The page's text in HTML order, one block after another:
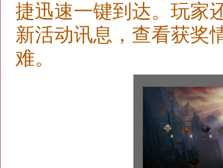
捷迅速一键到达。玩家
新活动讯息，查看获奖
难。